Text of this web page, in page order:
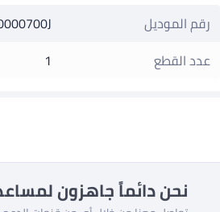
رقم الموديل
عدد القطع
1
نحن دائماً جاهزون